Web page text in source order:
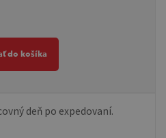
do košíka
deň po expedovaní.